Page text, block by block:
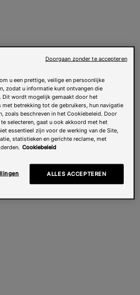
u een prettige, veilige en persoonlijke
zodat u informatie kunt ontvangen die
Dit wordt mogelijk gemaakt door het
met betrekking tot de gebruikers, hun navigatie
zoals beschreven in het Cookiebeleid. Door
selecteren, gaat u ook akkoord met het
essentieel zijn voor de werking van de Site,
statistieken en gerichte reclame, met
Cookiebeleid
ALLES ACCEPTEREN
Doorgaan zonder te accepteren